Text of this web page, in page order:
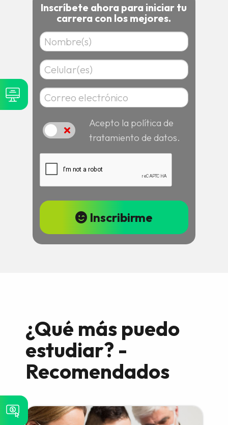
Inscríbete ahora para iniciar tu
carrera con los mejores.
Acepto
Acepto la política de
tratamiento de datos.
Inscribirme
¿Qué más puedo
estudiar? -
Recomendados